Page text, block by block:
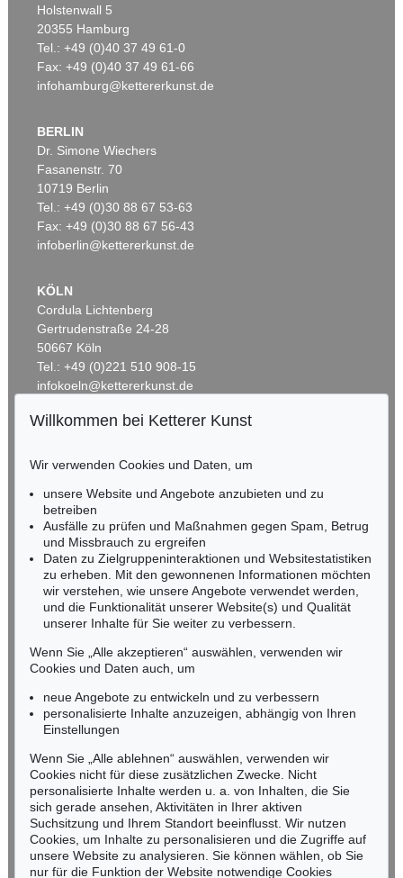
ANDY WARHOL
Marilyn Monroe (10 Blatt)
Ergebnis:€ 4.488.000
Hockende, 1910
WASSILY KANDINSKY
Murnau, 1908
Ergebnis:
Holstenwall 5
20355 Hamburg
Tel.: +49 (0)40 37 49 61-0
Fax: +49 (0)40 37 49 61-66
infohamburg@kettererkunst.de
BERLIN
Dr. Simone Wiechers
Fasanenstr. 70
10719 Berlin
Tel.: +49 (0)30 88 67 53-63
Fax: +49 (0)30 88 67 56-43
infoberlin@kettererkunst.de
KÖLN
Cordula Lichtenberg
Gertrudenstraße 24-28
50667 Köln
Tel.: +49 (0)221 510 908-15
infokoeln@kettererkunst.de
RHEINLAND-PFALZ
Miriam Heß
Tel.: +49 (0)62 21 58 80-038
Fax: +49 (0)62 21 58 80-595
infoheidelberg@kettererkunst.de
NORDDEUTSCHLAND
Nico Kassel, M.A.
Tel.: +49 (0)89 55244-164
Mobil: +49 (0)171 8618661
n.kassel@kettererkunst.de
Keine Auktion mehr verpassen!
Wir informieren Sie rechtzeitig.
Jetzt zum Newsletter anmelden >
Willkommen bei Ketterer Kunst
Wir verwenden Cookies und Daten, um
unsere Website und Angebote anzubieten und zu
betreiben
Ausfälle zu prüfen und Maßnahmen gegen Spam, Betrug
und Missbrauch zu ergreifen
Daten zu Zielgruppeninteraktionen und Websitestatistiken
zu erheben. Mit den gewonnenen Informationen möchten
wir verstehen, wie unsere Angebote verwendet werden,
und die Funktionalität unserer Website(s) und Qualität
unserer Inhalte für Sie weiter zu verbessern.
Wenn Sie „Alle akzeptieren“ auswählen, verwenden wir
Cookies und Daten auch, um
neue Angebote zu entwickeln und zu verbessern
personalisierte Inhalte anzuzeigen, abhängig von Ihren
Einstellungen
Wenn Sie „Alle ablehnen“ auswählen, verwenden wir
Cookies nicht für diese zusätzlichen Zwecke. Nicht
personalisierte Inhalte werden u. a. von Inhalten, die Sie
sich gerade ansehen, Aktivitäten in Ihrer aktiven
Suchsitzung und Ihrem Standort beeinflusst. Wir nutzen
Cookies, um Inhalte zu personalisieren und die Zugriffe auf
unsere Website zu analysieren. Sie können wählen, ob Sie
nur für die Funktion der Website notwendige Cookies